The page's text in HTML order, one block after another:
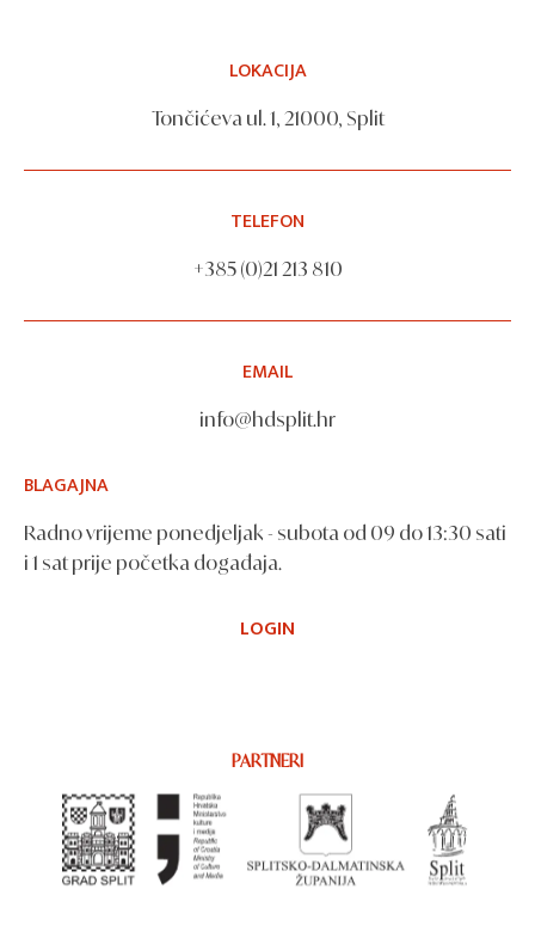
LOKACIJA
Tončićeva ul. 1, 21000, Split
TELEFON
+385 (0)21 213 810
EMAIL
info@hdsplit.hr
BLAGAJNA
Radno vrijeme ponedjeljak - subota od 09 do 13:30 sati
i 1 sat prije početka događaja.
LOGIN
PARTNERI